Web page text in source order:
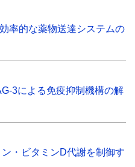
率的な薬物送達システムの
3による免疫抑制機構の解
・ビタミンD代謝を制御す